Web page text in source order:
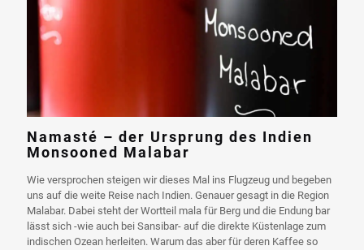
Namasté – der Ursprung des Indien
Monsooned Malabar
Wie versprochen steigen wir dieses Mal ins Flugzeug und begeben
uns auf die weite Reise nach Indien. Genauer gesagt in die Region
Malabar. Dabei steht der Wortteil mala für Berg und die Endung bar
lässt sich -wie auch bei Sansibar- auf die direkte Küstenlage zum
indischen Ozean herleiten. Warum das aber für deren Kaffee so